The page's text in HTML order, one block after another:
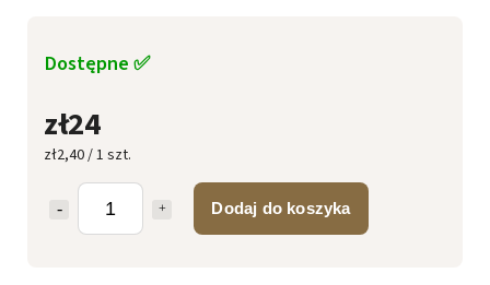
zł24
zł2,40 / 1 szt.
Dodaj do koszyka
Dostępne ✅